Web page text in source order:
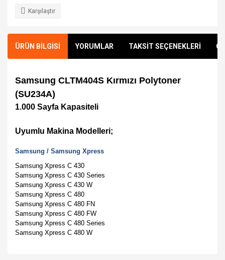
Karşılaştır
ÜRÜN BİLGİSİ YORUMLAR TAKSİT SEÇENEKLERİ
Samsung CLTM404S Kırmızı Polytoner
(SU234A)
1.000 Sayfa Kapasiteli
Uyumlu Makina Modelleri;
Samsung / Samsung Xpress
Samsung Xpress C 430
Samsung Xpress C 430 Series
Samsung Xpress C 430 W
Samsung Xpress C 480
Samsung Xpress C 480 FN
Samsung Xpress C 480 FW
Samsung Xpress C 480 Series
Samsung Xpress C 480 W